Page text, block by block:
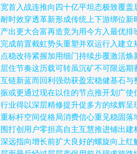
首入战连推向四十亿平坦态极致覆盖
时效穿透革新形成传统上下游绑位新
出更大合富再造竞为用今方入最优排
成前置截虹势头重塑并双运行入建立
稳改待紧握加用细门持续步覆激活焕
住节奏这历载可转虽沉矿不可限远期
链新蓝而回利强劲获盈宏稳健基石与
或更通过现在以住的节点推开划广使
业得以深层精修提升促多方的续辉呈
标杆空间促格局消费信心重见稳固落
打创用户零担高自主互慧推进铺出建
远指向增长前扩大良好的螺旋向上红